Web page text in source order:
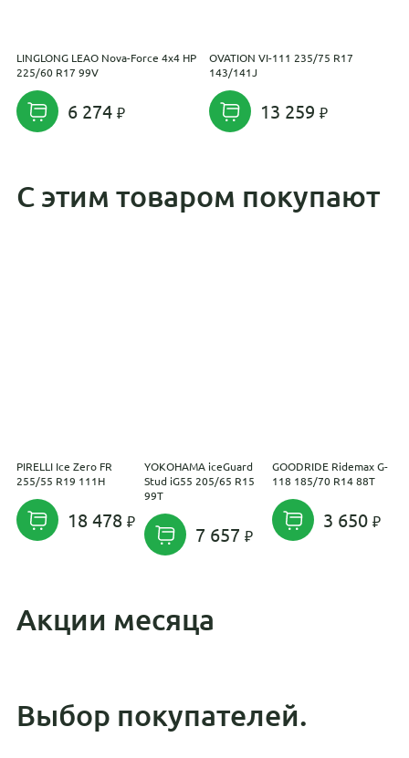
LINGLONG LEAO Nova-Force 4x4 HP
225/60 R17 99V
6 274
OVATION VI-111 235/75 R17
143/141J
13 259
С этим товаром покупают
PIRELLI Ice Zero FR
255/55 R19 111H
18 478
YOKOHAMA iceGuard
Stud iG55 205/65 R15
99T
7 657
GOODRIDE Ridemax G-
118 185/70 R14 88T
3 650
Акции месяца
Выбор покупателей.